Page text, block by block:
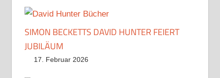
SIMON BECKETTS DAVID HUNTER FEIERT
JUBILÄUM
17. Februar 2026